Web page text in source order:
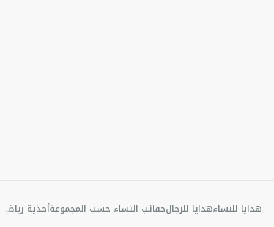
هدايا للنساءهدايا للرجالحقائب النساء حسب المجموعةأحذية